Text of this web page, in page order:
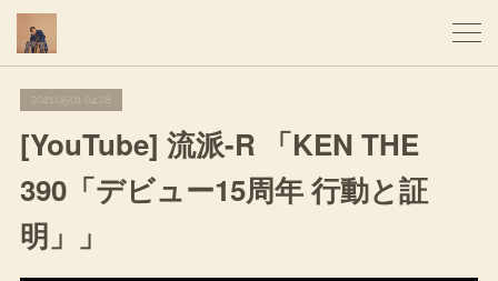
2021.05.01 04:28
[YouTube] 流派-R 「KEN THE
390「デビュー15周年 行動と証
明」」